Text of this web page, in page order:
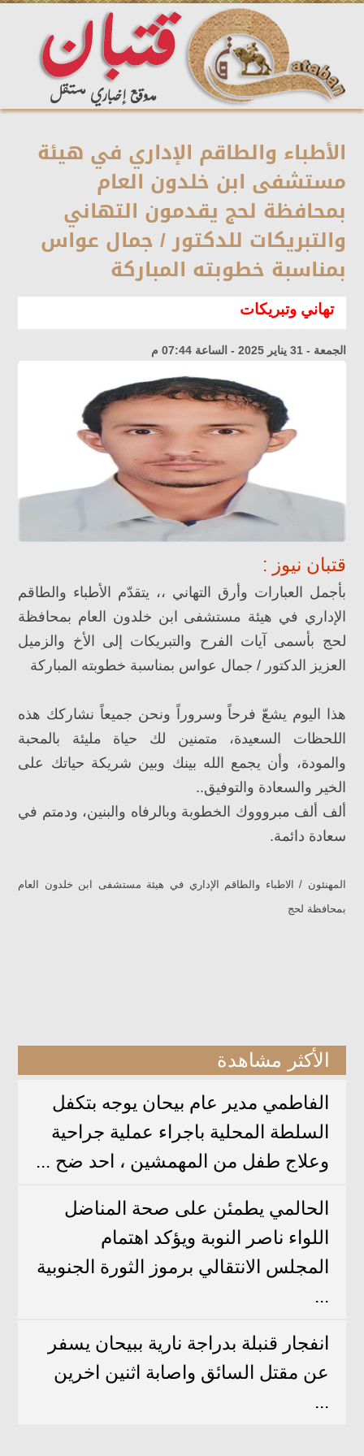
الأطباء والطاقم الإداري في هيئة
مستشفى ابن خلدون العام
بمحافظة لحج يقدمون التهاني
والتبريكات للدكتور / جمال عواس
بمناسبة خطوبته المباركة
تهاني وتبريكات
الجمعة - 31 يناير 2025 - الساعة 07:44 م
قتبان نيوز :
بأجمل العبارات وأرق التهاني ،، يتقدّم الأطباء والطاقم
الإداري في هيئة مستشفى ابن خلدون العام بمحافظة
لحج بأسمى آيات الفرح والتبريكات إلى الأخ والزميل
العزيز الدكتور / جمال عواس بمناسبة خطوبته المباركة
هذا اليوم يشعّ فرحاً وسروراً ونحن جميعاً نشاركك هذه
اللحظات السعيدة، متمنين لك حياة مليئة بالمحبة
والمودة، وأن يجمع الله بينك وبين شريكة حياتك على
الخير والسعادة والتوفيق..
ألف ألف مبروووك الخطوبة وبالرفاه والبنين، ودمتم في
سعادة دائمة.
المهنئون / الاطباء والطاقم الإداري في هيئة مستشفى ابن خلدون العام
بمحافظة لحج
الأكثر مشاهدة
الفاطمي مدير عام بيحان يوجه بتكفل
السلطة المحلية باجراء عملية جراحية
وعلاج طفل من المهمشين ، احد ضح ...
الحالمي يطمئن على صحة المناضل
اللواء ناصر النوبة ويؤكد اهتمام
المجلس الانتقالي برموز الثورة الجنوبية
...
انفجار قنبلة بدراجة نارية ببيحان يسفر
عن مقتل السائق واصابة اثنين اخرين
...